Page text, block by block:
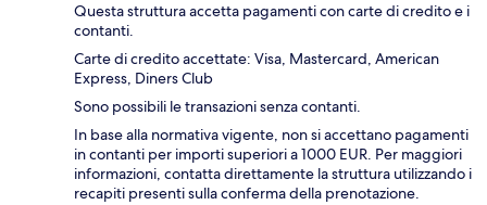
Questa struttura accetta pagamenti con carte di credito e i
contanti.
Carte di credito accettate: Visa, Mastercard, American
Express, Diners Club
Sono possibili le transazioni senza contanti.
In base alla normativa vigente, non si accettano pagamenti
in contanti per importi superiori a 1000 EUR. Per maggiori
informazioni, contatta direttamente la struttura utilizzando i
recapiti presenti sulla conferma della prenotazione.